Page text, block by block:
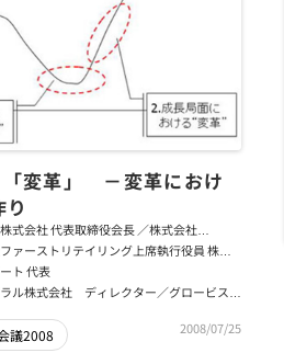
変革」 －変革におけ
式会社 代表取締役会長 ／株式会社
代表取締役会長
ァーストリテイリング上席執行役員 株式
ー代表取締役社長
ト 代表
ル株式会社 ディレクター／グロービス教
議2008 2008/07/25